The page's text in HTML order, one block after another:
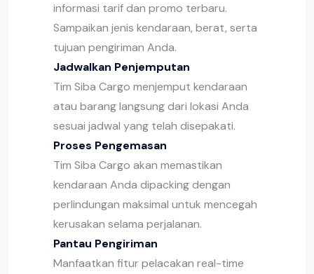
informasi tarif dan promo terbaru.
Sampaikan jenis kendaraan, berat, serta
tujuan pengiriman Anda.
Jadwalkan Penjemputan
Tim Siba Cargo menjemput kendaraan
atau barang langsung dari lokasi Anda
sesuai jadwal yang telah disepakati.
Proses Pengemasan
Tim Siba Cargo akan memastikan
kendaraan Anda dipacking dengan
perlindungan maksimal untuk mencegah
kerusakan selama perjalanan.
Pantau Pengiriman
Manfaatkan fitur pelacakan real-time